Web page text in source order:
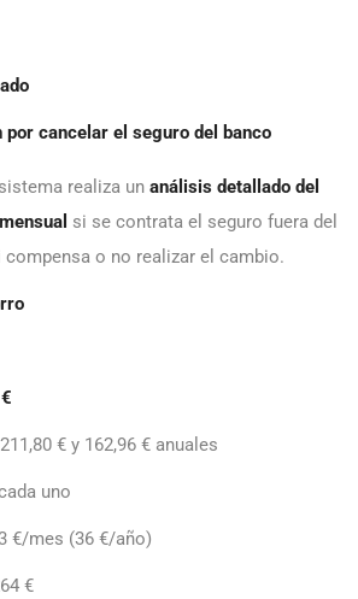
por cancelar el seguro del banco
realiza un análisis detallado del
si se contrata el seguro fuera del
o no realizar el cambio.
211,80 € y 162,96 € anuales
uno
€/mes (36 €/año)
€